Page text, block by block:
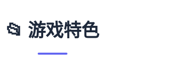
📂 游戏特色